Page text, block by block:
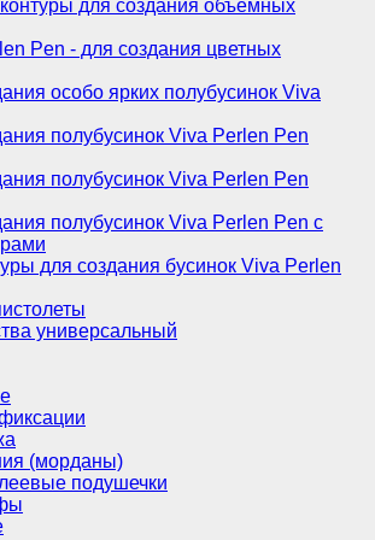
для создания объемных
Pen - для создания цветных
особо ярких полубусинок Viva
полубусинок Viva Perlen Pen
полубусинок Viva Perlen Pen
полубусинок Viva Perlen Pen с
для создания бусинок Viva Perlen
универсальный
(морданы)
подушечки